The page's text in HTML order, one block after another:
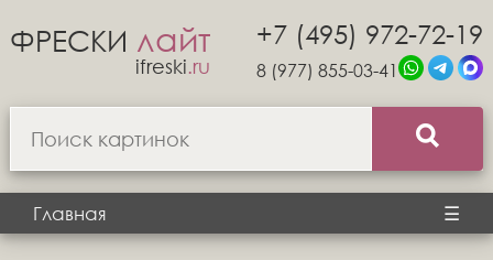
ФРЕСКИ лайт
ifreski.ru
+7 (495) 972-72-19
8 (977) 855-03-41
Главная ☰